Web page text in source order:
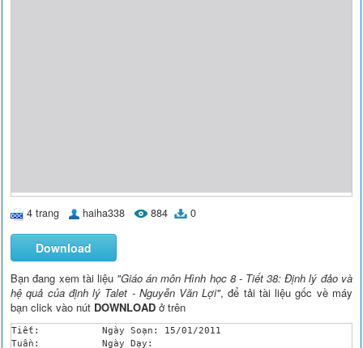
4 trang haiha338 884 0
Download
Bạn đang xem tài liệu "Giáo án môn Hình học 8 - Tiết 38: Định lý đảo và
hệ quả của định lý Talet - Nguyễn Văn Lợi", để tải tài liệu gốc về máy
bạn click vào nút DOWNLOAD ở trên
Tiết:	 	Ngày Soạn: 15/01/2011
Tuần: 	 	Ngày Dạy: